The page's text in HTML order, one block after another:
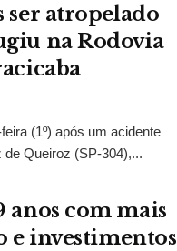
atropelado
na Rodovia
(1º) após um acidente
Queiroz (SP-304),...
anos com mais
e investimentos